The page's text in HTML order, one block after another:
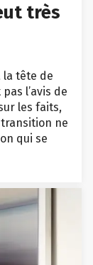
très
la tête de
l’avis de
les faits,
transition ne
qui se